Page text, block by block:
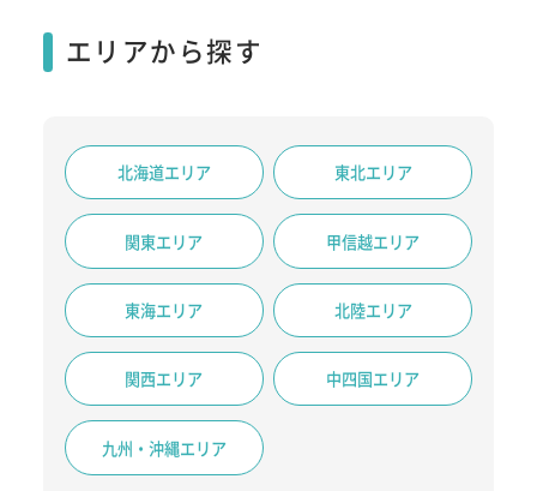
エリアから探す
北海道エリア 東北エリア
関東エリア 甲信越エリア
東海エリア 北陸エリア
関西エリア 中四国エリア
九州・沖縄エリア